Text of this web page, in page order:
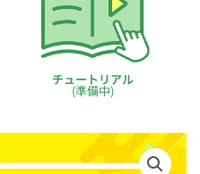
チュートリアル
(準備中)